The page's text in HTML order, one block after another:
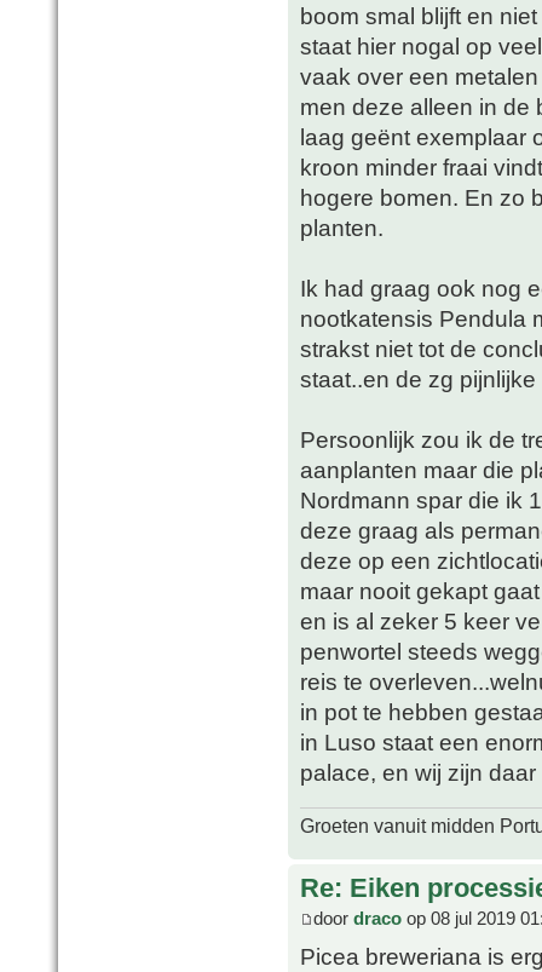
boom smal blijft en
staat hier nogal op
vaak over een
men deze alleen in de
laag geënt exemplaar
kroon minder fraai
hogere bomen. En zo
planten.
Ik had graag ook nog
nootkatensis Pendula
strakst niet tot de
staat..en de zg
Persoonlijk zou ik de
aanplanten maar die
Nordmann spar die ik
deze graag als
deze op een
maar nooit gekapt
en is al zeker 5 keer
penwortel steeds
reis te
in pot te hebben
in Luso staat een
palace, en wij zijn
Groeten vanuit midden
Re: Eiken
door draco op 08 jul 2019
Picea breweriana is